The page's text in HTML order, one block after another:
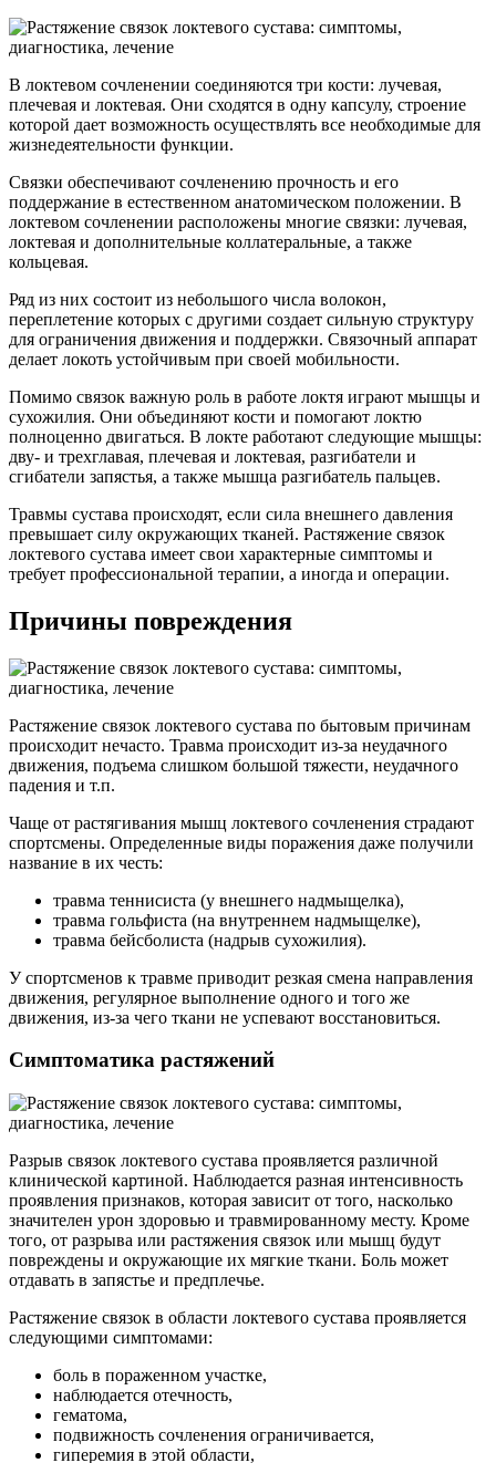
В локтевом сочленении соединяются три кости: лучевая,
плечевая и локтевая. Они сходятся в одну капсулу, строение
которой дает возможность осуществлять все необходимые для
жизнедеятельности функции.
Связки обеспечивают сочленению прочность и его
поддержание в естественном анатомическом положении. В
локтевом сочленении расположены многие связки: лучевая,
локтевая и дополнительные коллатеральные, а также
кольцевая.
Ряд из них состоит из небольшого числа волокон,
переплетение которых с другими создает сильную структуру
для ограничения движения и поддержки. Связочный аппарат
делает локоть устойчивым при своей мобильности.
Помимо связок важную роль в работе локтя играют мышцы и
сухожилия. Они объединяют кости и помогают локтю
полноценно двигаться. В локте работают следующие мышцы:
дву- и трехглавая, плечевая и локтевая, разгибатели и
сгибатели запястья, а также мышца разгибатель пальцев.
Травмы сустава происходят, если сила внешнего давления
превышает силу окружающих тканей. Растяжение связок
локтевого сустава имеет свои характерные симптомы и
требует профессиональной терапии, а иногда и операции.
Причины повреждения
Растяжение связок локтевого сустава по бытовым причинам
происходит нечасто. Травма происходит из-за неудачного
движения, подъема слишком большой тяжести, неудачного
падения и т.п.
Чаще от растягивания мышц локтевого сочленения страдают
спортсмены. Определенные виды поражения даже получили
название в их честь:
травма теннисиста (у внешнего надмыщелка),
травма гольфиста (на внутреннем надмыщелке),
травма бейсболиста (надрыв сухожилия).
У спортсменов к травме приводит резкая смена направления
движения, регулярное выполнение одного и того же
движения, из-за чего ткани не успевают восстановиться.
Симптоматика растяжений
Разрыв связок локтевого сустава проявляется различной
клинической картиной. Наблюдается разная интенсивность
проявления признаков, которая зависит от того, насколько
значителен урон здоровью и травмированному месту. Кроме
того, от разрыва или растяжения связок или мышц будут
повреждены и окружающие их мягкие ткани. Боль может
отдавать в запястье и предплечье.
Растяжение связок в области локтевого сустава проявляется
следующими симптомами:
боль в пораженном участке,
наблюдается отечность,
гематома,
подвижность сочленения ограничивается,
гиперемия в этой области,